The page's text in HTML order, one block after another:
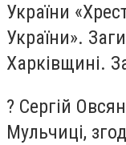
України
України».
Харківщині.
?️ Сергій
Мульчиці,